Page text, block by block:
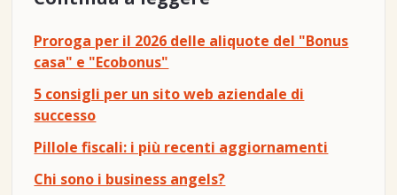
Proroga per il 2026 delle aliquote del "Bonus
casa" e "Ecobonus"
5 consigli per un sito web aziendale di
successo
Pillole fiscali: i più recenti aggiornamenti
Chi sono i business angels?